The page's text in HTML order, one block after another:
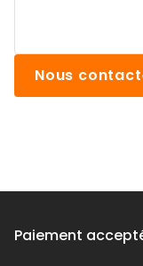
Nous
Paiement